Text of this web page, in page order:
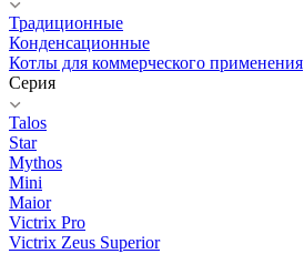
Традиционные
Конденсационные
Котлы для коммерческого применения
Серия
Talos
Star
Mythos
Mini
Maior
Victrix Pro
Victrix Zeus Superior